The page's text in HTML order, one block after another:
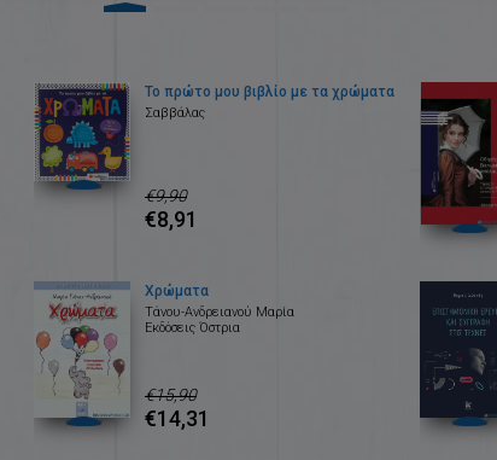
Το πρώτο μου βιβλίο με τα χρώματα
Σαββάλας
€9,90
€8,91
Χρώματα
Τάνου-Ανδρειανού Μαρία
Εκδόσεις Όστρια
€15,90
€14,31